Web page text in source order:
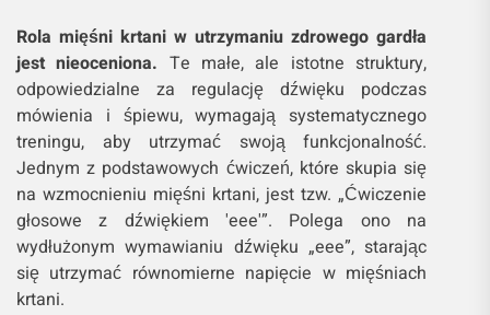
Rola mięśni krtani w utrzymaniu zdrowego gardła
jest nieoceniona. Te małe, ale istotne struktury,
odpowiedzialne za regulację dźwięku podczas
mówienia i śpiewu, wymagają systematycznego
treningu, aby utrzymać swoją funkcjonalność.
Jednym z podstawowych ćwiczeń, które skupia się
na wzmocnieniu mięśni krtani, jest tzw. „Ćwiczenie
głosowe z dźwiękiem 'eee'”. Polega ono na
wydłużonym wymawianiu dźwięku „eee”, starając
się utrzymać równomierne napięcie w mięśniach
krtani.